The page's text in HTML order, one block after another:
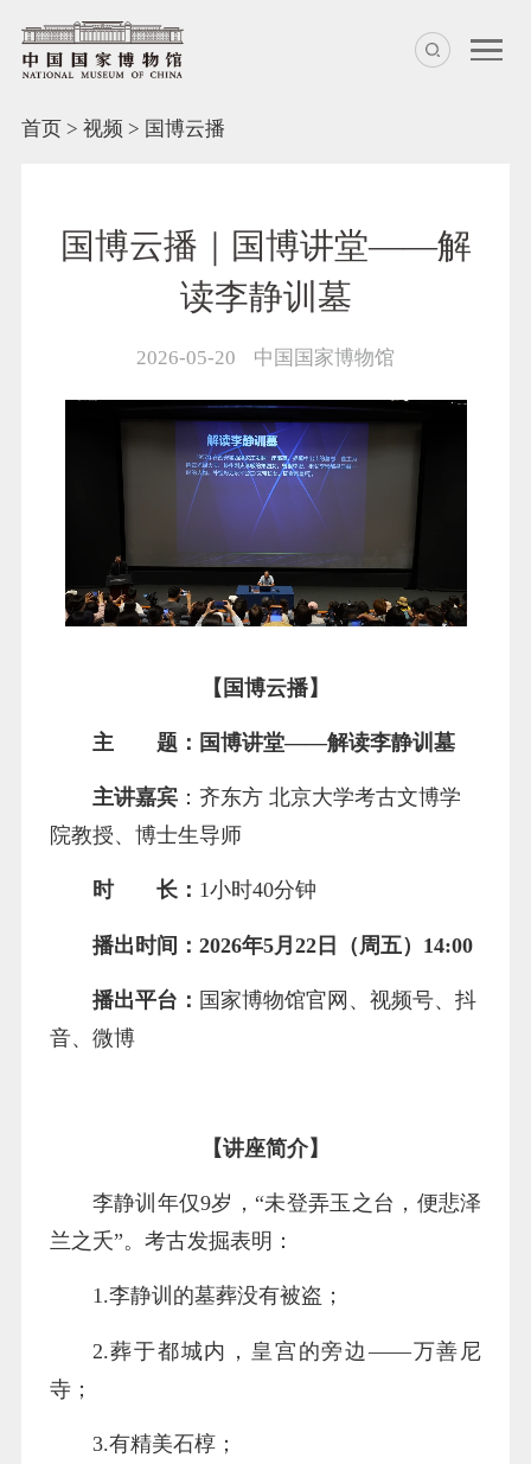
首页> 视频 > 国博云播
国博云播｜国博讲堂——解
读李静训墓
2026-05-20 中国国家博物馆
【国博云播】
主 题：国博讲堂——解读李静训墓
主讲嘉宾：齐东方 北京大学考古文博学
院教授、博士生导师
时 长： 1小时40分钟
播出时间：2026年5月22日（周五）14:00
播出平台： 国家博物馆官网、视频号、抖
音、微博
【讲座简介】
李静训年仅9岁，“未登弄玉之台，便悲泽
兰之夭”。考古发掘表明：
1.李静训的墓葬没有被盗；
2.葬于都城内，皇宫的旁边——万善尼
寺；
3.有精美石椁；